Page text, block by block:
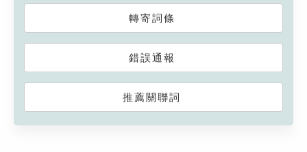
轉寄詞條
錯誤通報
推薦關聯詞